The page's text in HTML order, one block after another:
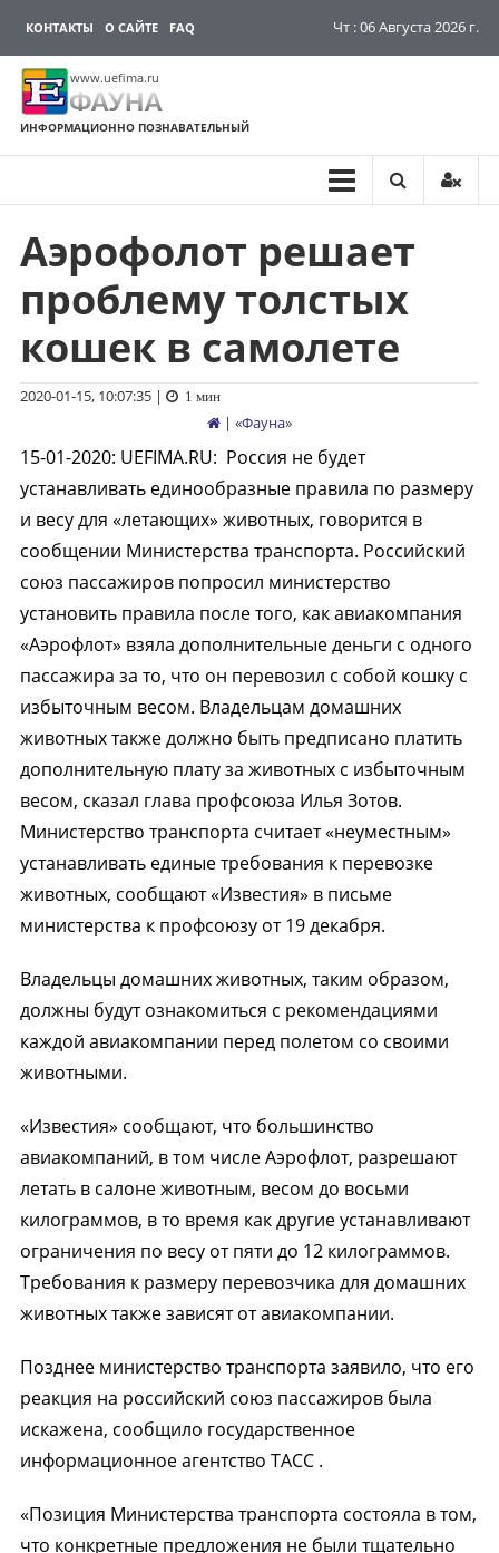
КОНТАКТЫ О САЙТЕ FAQ Чт : 06 Августа 2026 г.
www.uefima.ru
ФАУНА
ИНФОРМАЦИОННО ПОЗНАВАТЕЛЬНЫЙ
Перейти
содержимому
Аэрофолот решает
проблему толстых
кошек в самолете
2020-01-15, 10:07:35| 1 мин
| «Фауна»
15-01-2020: UEFIMA.RU: Россия не будет
устанавливать единообразные правила по размеру
и весу для «летающих» животных, говорится в
сообщении Министерства транспорта. Российский
союз пассажиров попросил министерство
установить правила после того, как авиакомпания
«Аэрофлот» взяла дополнительные деньги с одного
пассажира за то, что он перевозил с собой кошку с
избыточным весом. Владельцам домашних
животных также должно быть предписано платить
дополнительную плату за животных с избыточным
весом, сказал глава профсоюза Илья Зотов.
Министерство транспорта считает «неуместным»
устанавливать единые требования к перевозке
животных, сообщают «Известия» в письме
министерства к профсоюзу от 19 декабря.
Владельцы домашних животных, таким образом,
должны будут ознакомиться с рекомендациями
каждой авиакомпании перед полетом со своими
животными.
«Известия» сообщают, что большинство
авиакомпаний, в том числе Аэрофлот, разрешают
летать в салоне животным, весом до восьми
килограммов, в то время как другие устанавливают
ограничения по весу от пяти до 12 килограммов.
Требования к размеру перевозчика для домашних
животных также зависят от авиакомпании.
Позднее министерство транспорта заявило, что его
реакция на российский союз пассажиров была
искажена, сообщило государственное
информационное агентство ТАСС .
«Позиция Министерства транспорта состояла в том,
что конкретные предложения не были тщательно